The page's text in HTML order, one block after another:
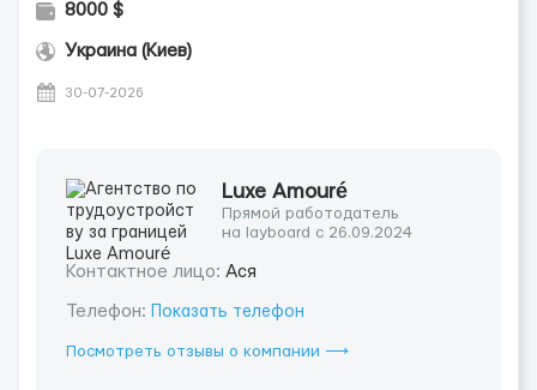
8000 $
Украина (Киев)
30-07-2026
Luxe Amouré
Прямой работодатель
на layboard с 26.09.2024
Контактное лицо: Ася
Телефон: Показать телефон
Посмотреть отзывы о компании ⟶